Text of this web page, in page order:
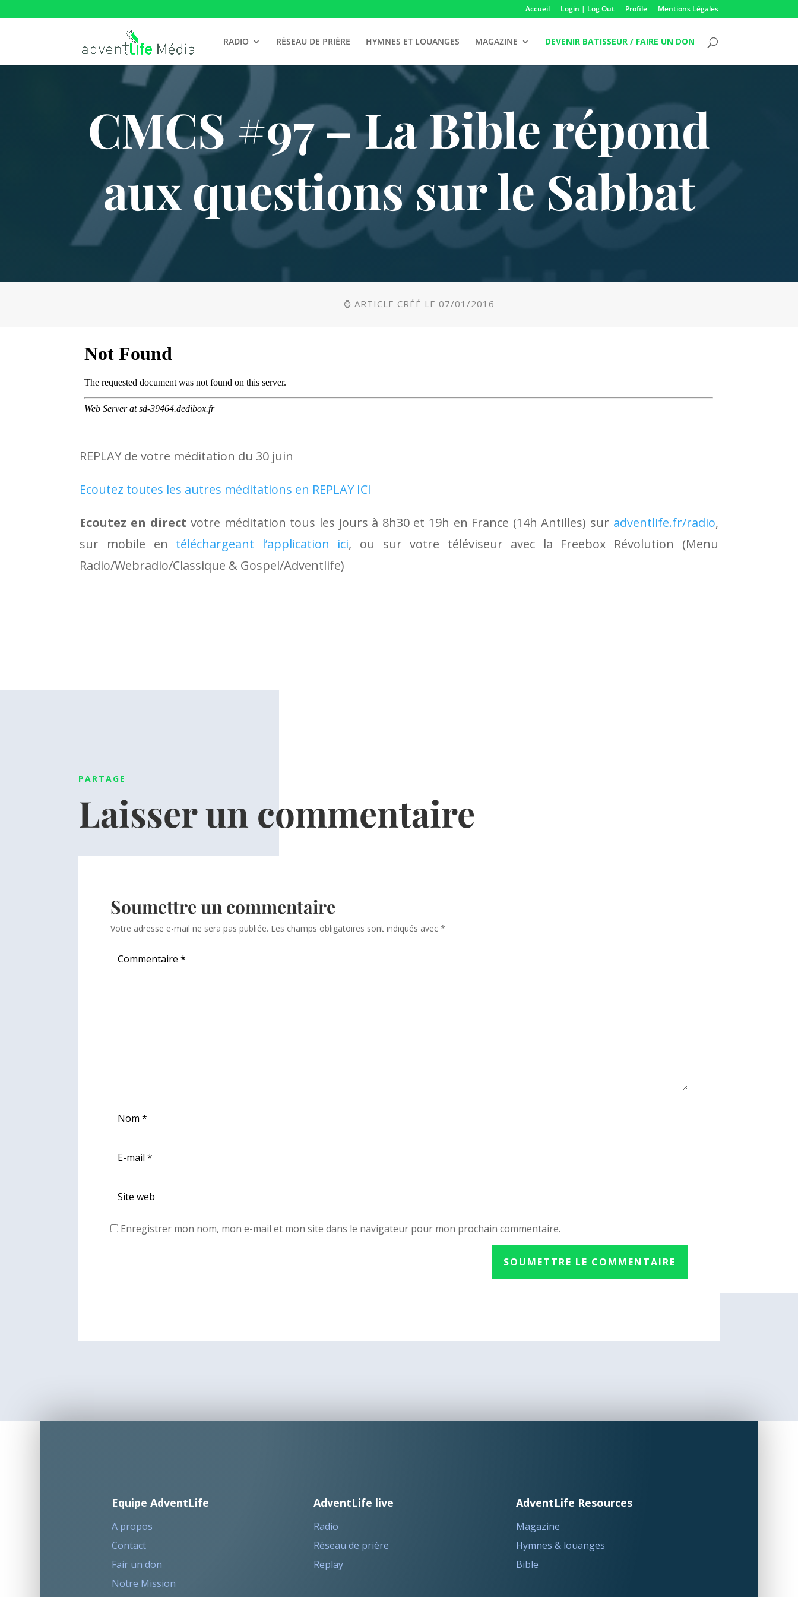
Accueil Login | Log Out Profile Mentions Légales
RADIO RÉSEAU DE PRIÈRE HYMNES ET LOUANGES MAGAZINE DEVENIR BATISSEUR / FAIRE UN DON
CMCS #97 – La Bible répond
aux questions sur le Sabbat
⌚ ARTICLE CRÉÉ LE 07/01/2016
REPLAY de votre méditation du 30 juin
Ecoutez toutes les autres méditations en REPLAY ICI
Ecoutez en direct votre méditation tous les jours à 8h30 et 19h en France (14h Antilles) sur adventlife.fr/radio,
sur mobile en téléchargeant l’application ici, ou sur votre téléviseur avec la Freebox Révolution (Menu
Radio/Webradio/Classique & Gospel/Adventlife)
PARTAGE
Laisser un commentaire
Soumettre un commentaire
Votre adresse e-mail ne sera pas publiée. Les champs obligatoires sont indiqués avec *
Enregistrer mon nom, mon e-mail et mon site dans le navigateur pour mon prochain commentaire.
SOUMETTRE LE COMMENTAIRE
Equipe AdventLife
A propos
Contact
Fair un don
Notre Mission
AdventLife live
Radio
Réseau de prière
Replay
AdventLife Resources
Magazine
Hymnes & louanges
Bible